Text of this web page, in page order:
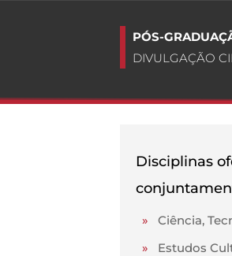
PÓS-
DIVULGAÇÃO
Disciplinas
» Ciência,
» Estudos